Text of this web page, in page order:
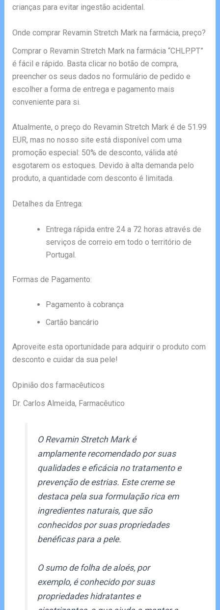
crianças para evitar ingestão acidental.
Onde comprar Revamin Stretch Mark na farmácia, preço?
Comprar o Revamin Stretch Mark na farmácia “CHLP.PT”
é fácil e rápido. Basta clicar no botão de compra,
preencher os seus dados no formulário de pedido e
escolher a forma de entrega e pagamento mais
conveniente para si.
Atualmente, o preço do Revamin Stretch Mark é de 51.99
EUR, mas no nosso site está disponível com uma
promoção especial: 50% de desconto, válida até
esgotarem os estoques. Devido à alta demanda pelo
produto, a quantidade com desconto é limitada.
Detalhes da Entrega:
Entrega rápida entre 24 a 72 horas através de
serviços de correio em todo o território de
Portugal.
Formas de Pagamento:
Pagamento à cobrança
Cartão bancário
Aproveite esta oportunidade para adquirir o produto com
desconto e cuidar da sua pele!
Opinião dos farmacêuticos
Dr. Carlos Almeida, Farmacêutico
O Revamin Stretch Mark é
amplamente recomendado por suas
qualidades e eficácia no tratamento e
prevenção de estrias. Este creme se
destaca pela sua formulação rica em
ingredientes naturais, que são
conhecidos por suas propriedades
benéficas para a pele.
O sumo de folha de aloés, por
exemplo, é conhecido por suas
propriedades hidratantes e